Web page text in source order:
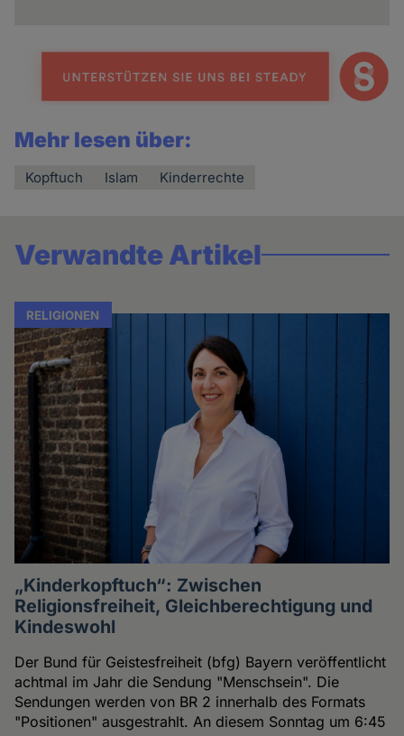
Mehr lesen über:
Kopftuch Islam Kinderrechte
Verwandte Artikel
RELIGIONEN
„Kinderkopftuch“: Zwischen
Religionsfreiheit, Gleichberechtigung und
Kindeswohl
Der Bund für Geistesfreiheit (bfg) Bayern veröffentlicht
achtmal im Jahr die Sendung "Menschsein". Die
Sendungen werden von BR 2 innerhalb des Formats
"Positionen" ausgestrahlt. An diesem Sonntag um 6:45